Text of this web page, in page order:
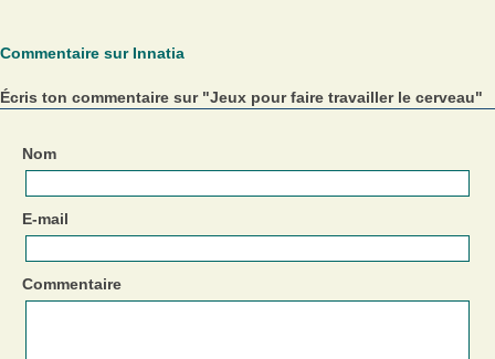
Commentaire sur Innatia
Écris ton commentaire sur "Jeux pour faire travailler le cerveau"
Nom
E-mail
Commentaire